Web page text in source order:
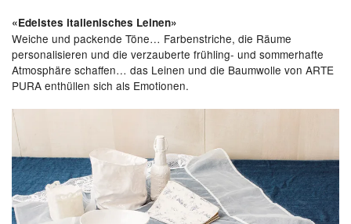
«Edelstes italienisches Leinen»
Weiche und packende Töne… Farbenstriche, die Räume
personalisieren und die verzauberte frühling- und sommerhafte
Atmosphäre schaffen… das Leinen und die Baumwolle von ARTE
PURA enthüllen sich als Emotionen.